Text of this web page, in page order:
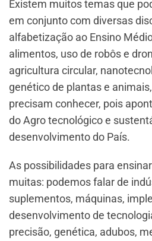
Existem muitos temas que
em conjunto com diversas
alfabetização ao Ensino
alimentos, uso de robôs e
agricultura circular,
genético de plantas e
precisam conhecer, pois
do Agro tecnológico e
desenvolvimento do País.
As possibilidades para
muitas: podemos falar de
suplementos, máquinas,
desenvolvimento de
precisão, genética, adubos,